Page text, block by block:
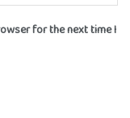
for the next time I